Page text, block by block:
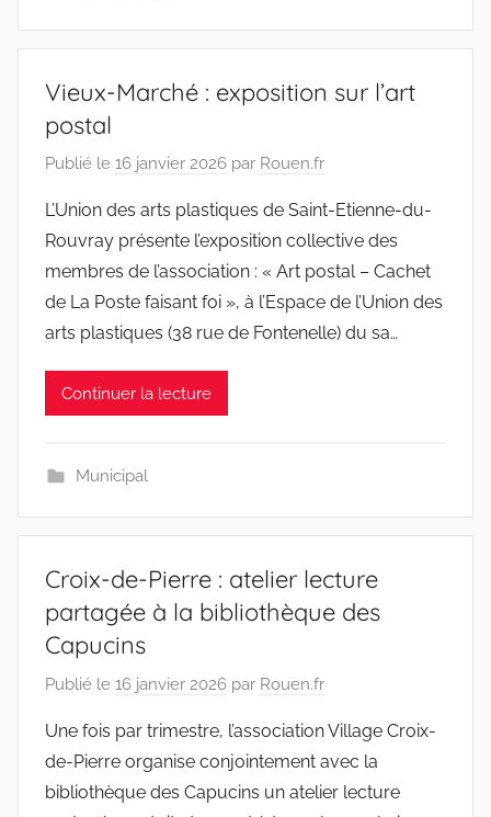
Vieux-Marché : exposition sur l’art
postal
Publié le 16 janvier 2026 par Rouen.fr
L’Union des arts plastiques de Saint-Etienne-du-
Rouvray présente l’exposition collective des
membres de l’association : « Art postal – Cachet
de La Poste faisant foi », à l’Espace de l’Union des
arts plastiques (38 rue de Fontenelle) du sa…
Continuer la lecture
Municipal
Croix-de-Pierre : atelier lecture
partagée à la bibliothèque des
Capucins
Publié le 16 janvier 2026 par Rouen.fr
Une fois par trimestre, l’association Village Croix-
de-Pierre organise conjointement avec la
bibliothèque des Capucins un atelier lecture